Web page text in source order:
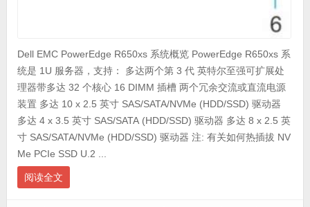
Dell EMC PowerEdge R650xs 系统概览 PowerEdge R650xs 系
统是 1U 服务器，支持： 多达两个第 3 代 英特尔至强可扩展处
理器带多达 32 个核心 16 DIMM 插槽 两个冗余交流或直流电源
装置 多达 10 x 2.5 英寸 SAS/SATA/NVMe (HDD/SSD) 驱动器
多达 4 x 3.5 英寸 SAS/SATA (HDD/SSD) 驱动器 多达 8 x 2.5 英
寸 SAS/SATA/NVMe (HDD/SSD) 驱动器 注: 有关如何热插拔 NV
Me PCIe SSD U.2 ...
阅读全文